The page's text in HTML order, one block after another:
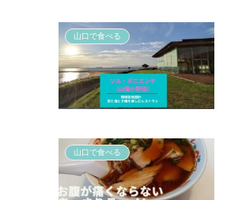
山口で食べる
山口で食べる